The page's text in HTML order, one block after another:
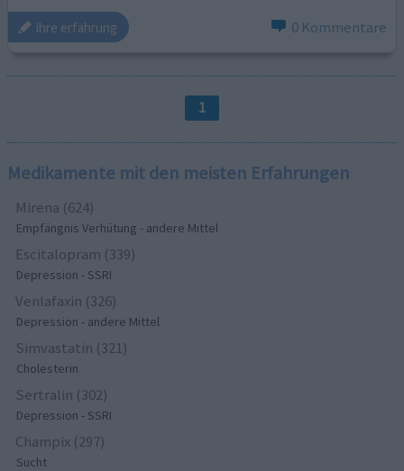
ihre erfahrung 0 Kommentare
1
Medikamente mit den meisten Erfahrungen
Mirena (624)
Empfängnis Verhütung - andere Mittel
Escitalopram (339)
Depression - SSRI
Venlafaxin (326)
Depression - andere Mittel
Simvastatin (321)
Cholesterin
Sertralin (302)
Depression - SSRI
Champix (297)
Sucht